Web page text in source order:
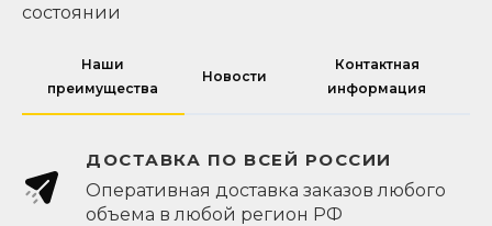
состоянии
Наши
преимущества
Новости
Контактная
информация
ДОСТАВКА ПО ВСЕЙ РОССИИ
Оперативная доставка заказов любого
объема в любой регион РФ